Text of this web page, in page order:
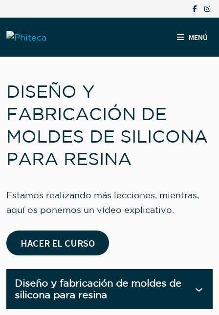
al
contenido
MENÚ
DISEÑO Y
FABRICACIÓN DE
MOLDES DE SILICONA
PARA RESINA
Estamos realizando más lecciones, mientras,
aquí os ponemos un vídeo explicativo.
HACER EL CURSO
Diseño y fabricación de moldes de
silicona para resina
DISEÑO
DE